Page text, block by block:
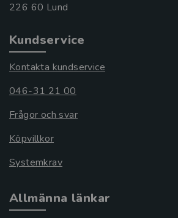
Kundservice
Kontakta kundservice
046-31 21 00
Frågor och svar
Köpvillkor
Systemkrav
Allmänna länkar